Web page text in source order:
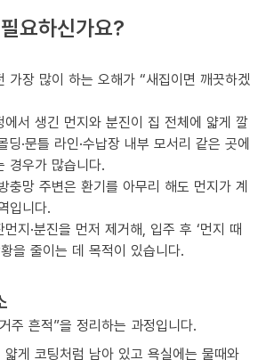
요하신가요?
가장 많이 하는 오해가 “새집이면 깨끗하겠
에서 생긴 먼지와 분진이 집 전체에 얇게 깔
딩·문틀 라인·수납장 내부 모서리 같은 곳에
경우가 많습니다.
충망 주변은 환기를 아무리 해도 먼지가 계
입니다.
지·분진을 먼저 제거해, 입주 후 ‘먼지 때
을 줄이는 데 목적이 있습니다.
주 흔적”을 정리하는 과정입니다.
게 코팅처럼 남아 있고 욕실에는 물때와